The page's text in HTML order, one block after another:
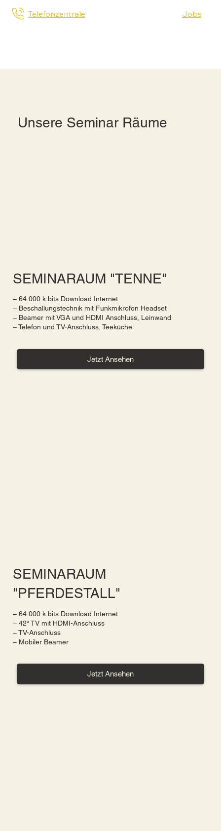
Telefonzentrale Jobs
Unsere Seminar Räume
SEMINARAUM "TENNE"
– 64.000 k.bits Download Internet
– Beschallungstechnik mit Funkmikrofon Headset
– Beamer mit VGA und HDMI Anschluss, Leinwand
– Telefon und TV-Anschluss, Teeküche
Jetzt Ansehen
SEMINARAUM
"PFERDESTALL"
– 64.000 k.bits Download Internet
– 42“ TV mit HDMI-Anschluss
– TV-Anschluss
– Mobiler Beamer
Jetzt Ansehen